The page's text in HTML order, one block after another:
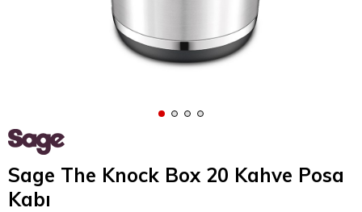
Sage The Knock Box 20 Kahve Posa
Kabı